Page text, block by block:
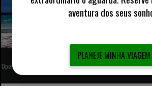
Operador turístico local africano totalmente registrado
aventura dos seus
PLANEJE MINHA VIAGEM